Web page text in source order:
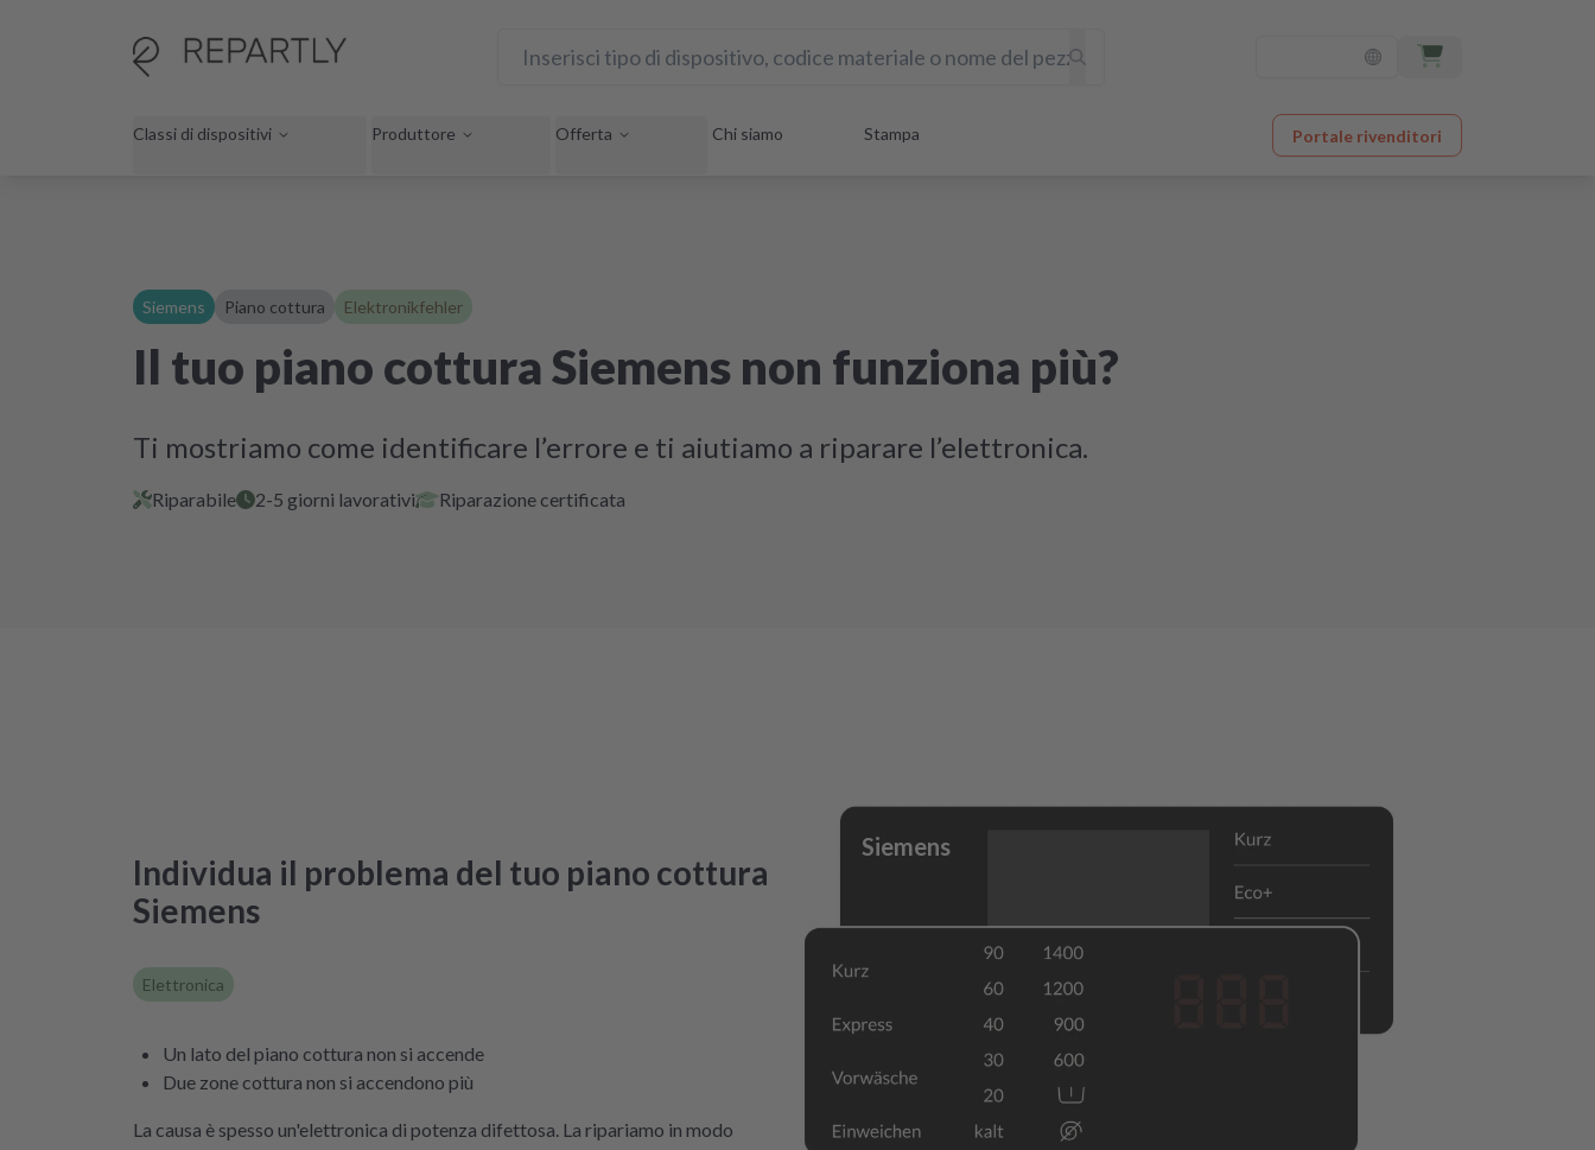
Classi di dispositivi Produttore Offerta Chi siamo Stampa Portale rivenditori
Siemens Piano cottura Elektronikfehler
Il tuo piano cottura Siemens non funziona più?
Ti mostriamo come identificare l’errore e ti aiutiamo a riparare l’elettronica.
Riparabile 2-5 giorni lavorativi Riparazione certificata
Individua il problema del tuo piano cottura
Siemens
Elettronica
Un lato del piano cottura non si accende
Due zone cottura non si accendono più
La causa è spesso un'elettronica di potenza difettosa. La ripariamo in modo
Siemens